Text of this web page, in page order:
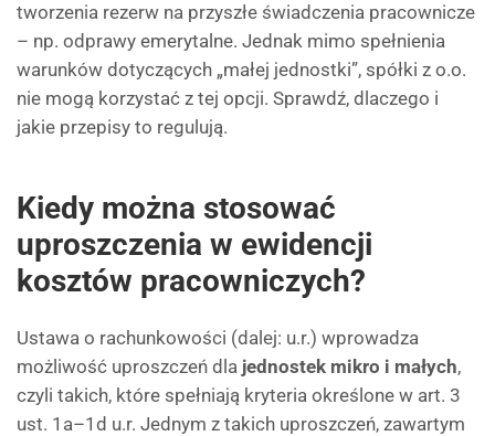
tworzenia rezerw na przyszłe świadczenia pracownicze
– np. odprawy emerytalne. Jednak mimo spełnienia
warunków dotyczących „małej jednostki”, spółki z o.o.
nie mogą korzystać z tej opcji. Sprawdź, dlaczego i
jakie przepisy to regulują.
Kiedy można stosować
uproszczenia w ewidencji
kosztów pracowniczych?
Ustawa o rachunkowości (dalej: u.r.) wprowadza
możliwość uproszczeń dla jednostek mikro i małych,
czyli takich, które spełniają kryteria określone w art. 3
ust. 1a–1d u.r. Jednym z takich uproszczeń, zawartym